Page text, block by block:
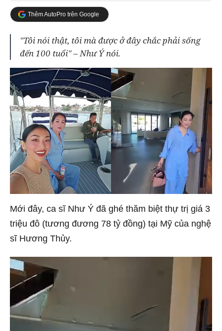
Thêm AutoPro trên Google
"Tôi nói thật, tôi mà được ở đây chắc phải sống
đến 100 tuổi" – Như Ý nói.
Mới đây, ca sĩ Như Ý đã ghé thăm biệt thự trị giá 3
triệu đô (tương đương 78 tỷ đồng) tại Mỹ của nghệ
sĩ Hương Thủy.